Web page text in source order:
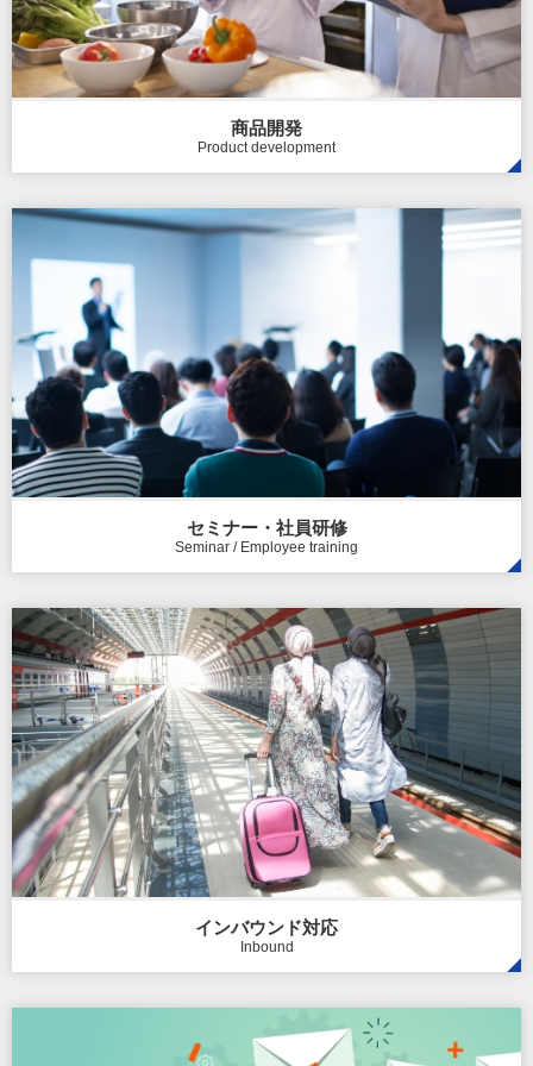
商品開発
Product development
セミナー・社員研修
Seminar / Employee training
インバウンド対応
Inbound